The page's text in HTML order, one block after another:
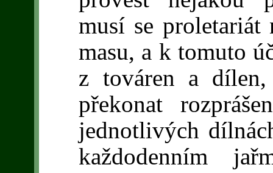
musí se proletariát
masu, a k tomuto
z továren a
překonat
jednotlivých
každodenním